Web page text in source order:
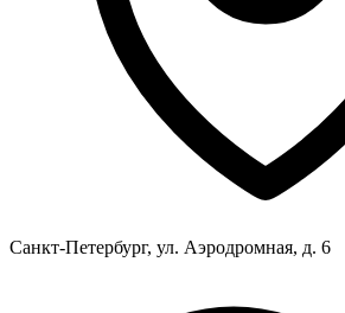
Санкт-Петербург, ул. Аэродромная, д. 6